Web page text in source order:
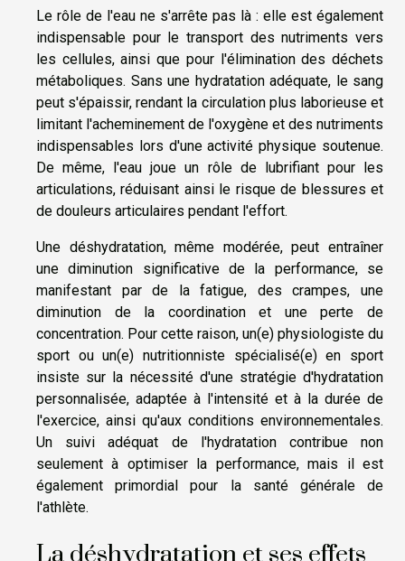
Le rôle de l'eau ne s'arrête pas là : elle est également
indispensable pour le transport des nutriments vers
les cellules, ainsi que pour l'élimination des déchets
métaboliques. Sans une hydratation adéquate, le sang
peut s'épaissir, rendant la circulation plus laborieuse et
limitant l'acheminement de l'oxygène et des nutriments
indispensables lors d'une activité physique soutenue.
De même, l'eau joue un rôle de lubrifiant pour les
articulations, réduisant ainsi le risque de blessures et
de douleurs articulaires pendant l'effort.
Une déshydratation, même modérée, peut entraîner
une diminution significative de la performance, se
manifestant par de la fatigue, des crampes, une
diminution de la coordination et une perte de
concentration. Pour cette raison, un(e) physiologiste du
sport ou un(e) nutritionniste spécialisé(e) en sport
insiste sur la nécessité d'une stratégie d'hydratation
personnalisée, adaptée à l'intensité et à la durée de
l'exercice, ainsi qu'aux conditions environnementales.
Un suivi adéquat de l'hydratation contribue non
seulement à optimiser la performance, mais il est
également primordial pour la santé générale de
l'athlète.
La déshydratation et ses effets